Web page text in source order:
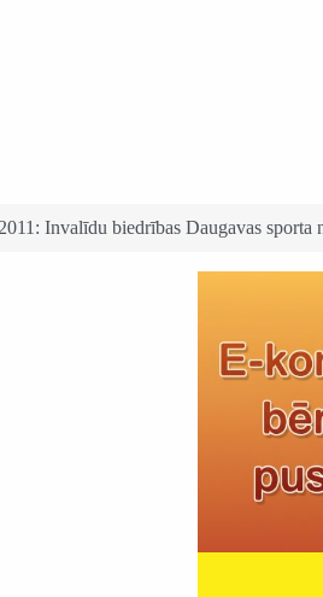
gavēnis “Slāpes pēc Dieva” 2012
Invalīdu biedrības Daugavas sporta